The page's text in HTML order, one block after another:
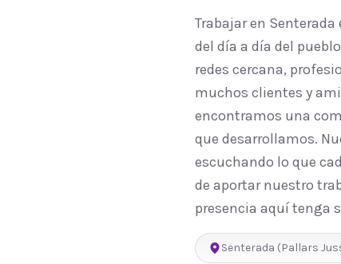
Trabajar en
del día a día del
redes cercana,
muchos clientes y
encontramos una
que desarrollamos.
escuchando lo que
de aportar nuestro
presencia aquí tenga
Senterada (Pallars